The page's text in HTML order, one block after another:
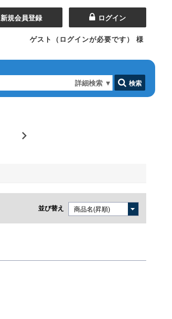
新規会員登録 ログイン
ゲスト（ログインが必要です） 様
詳細検索 ▼ 検索
並び替え